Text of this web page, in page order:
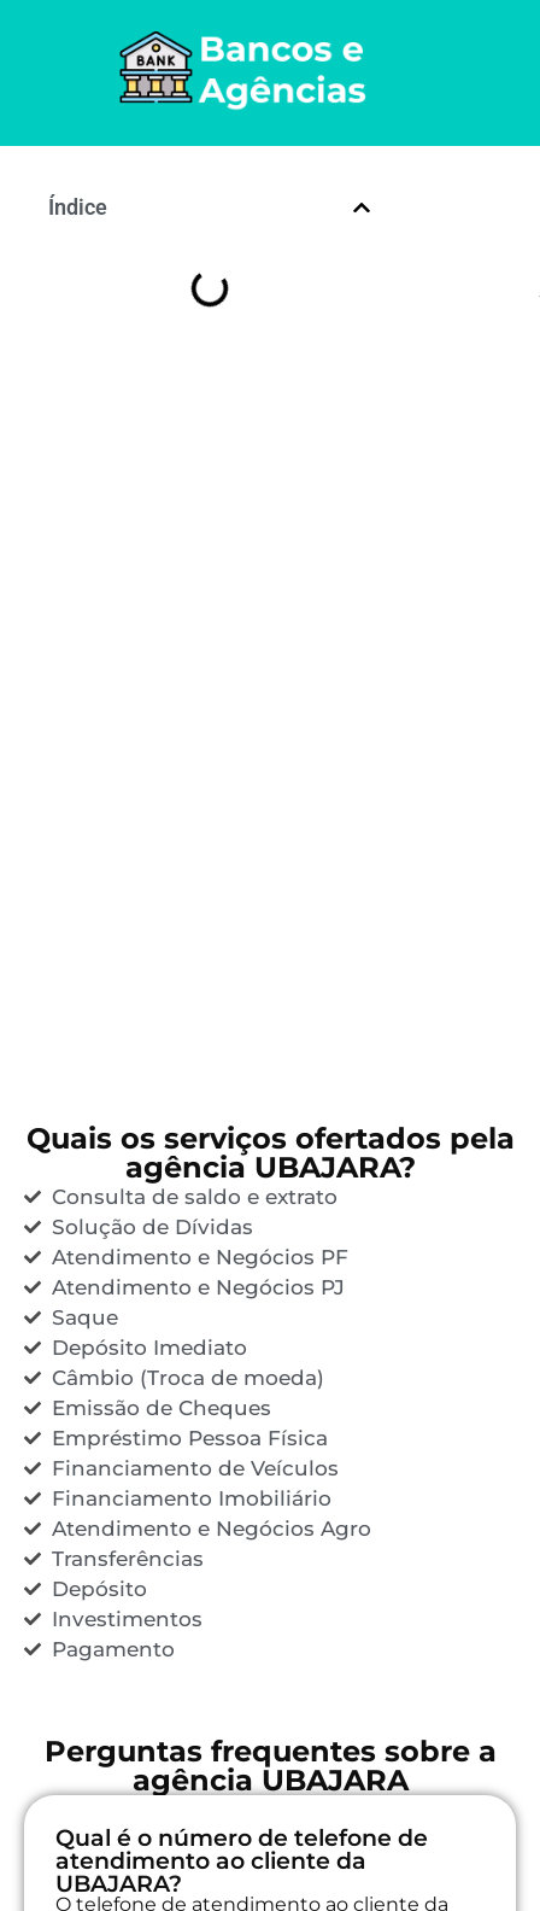
Índice
Quais os serviços ofertados pela
agência UBAJARA?
Consulta de saldo e extrato
Solução de Dívidas
Atendimento e Negócios PF
Atendimento e Negócios PJ
Saque
Depósito Imediato
Câmbio (Troca de moeda)
Emissão de Cheques
Empréstimo Pessoa Física
Financiamento de Veículos
Financiamento Imobiliário
Atendimento e Negócios Agro
Transferências
Depósito
Investimentos
Pagamento
Perguntas frequentes sobre a
agência UBAJARA
Qual é o número de telefone de
atendimento ao cliente da
UBAJARA?
O telefone de atendimento ao cliente da